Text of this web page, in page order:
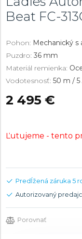
Beat FC-
Pohon: Mechanický
Puzdro: 36 mm
Materiál remienka:
Vodotesnosť: 50 m / 5
2 495 €
Ľutujeme - tento
Predĺžená záruka 5
Autorizovaný
Porovnať